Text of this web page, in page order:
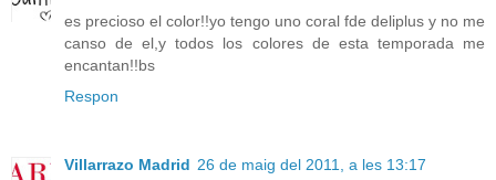
es precioso el color!!yo tengo uno coral fde deliplus y no me
canso de el,y todos los colores de esta temporada me
encantan!!bs
Respon
Villarrazo Madrid 26 de maig del 2011, a les 13:17